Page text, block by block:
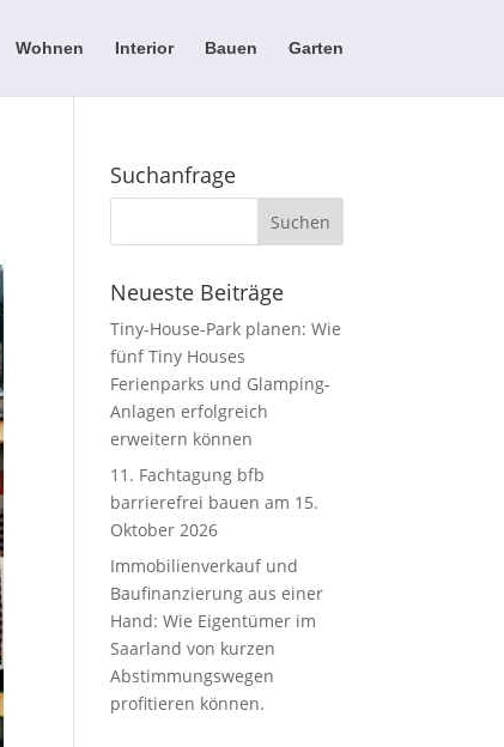
Wohnen Interior Bauen Garten
Suchanfrage
Neueste Beiträge
Tiny-House-Park planen: Wie
fünf Tiny Houses
Ferienparks und Glamping-
Anlagen erfolgreich
erweitern können
11. Fachtagung bfb
barrierefrei bauen am 15.
Oktober 2026
Immobilienverkauf und
Baufinanzierung aus einer
Hand: Wie Eigentümer im
Saarland von kurzen
Abstimmungswegen
profitieren können.